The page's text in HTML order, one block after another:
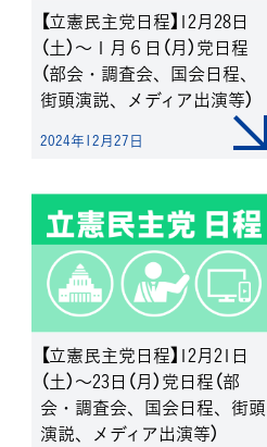
【立憲民主党日程】12月28日
（土）～１月６日（月）党日程
（部会・調査会、国会日程、
街頭演説、メディア出演等）
2024年12月27日
【立憲民主党日程】12月21日
（土）～23日（月）党日程（部
会・調査会、国会日程、街頭
演説、メディア出演等）